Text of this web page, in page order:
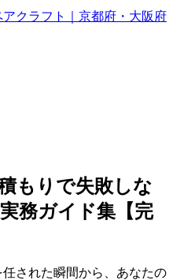
もりで失敗しな
務ガイド集【完
された瞬間から、あなたの